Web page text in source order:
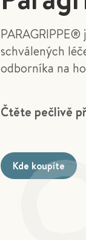
schválených
odborníka na
Čtěte pečlivě
Kde koupíte